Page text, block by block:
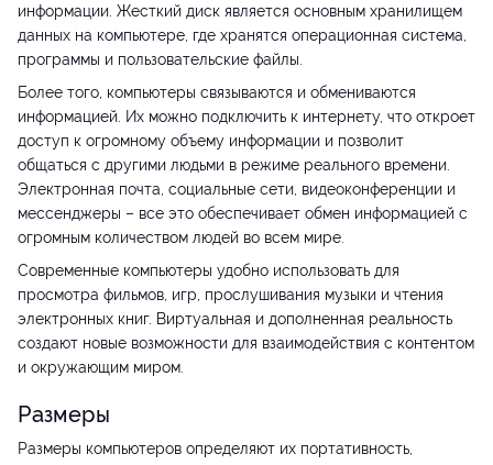
информации. Жесткий диск является основным хранилищем
данных на компьютере, где хранятся операционная система,
программы и пользовательские файлы.
Более того, компьютеры связываются и обмениваются
информацией. Их можно подключить к интернету, что откроет
доступ к огромному объему информации и позволит
общаться с другими людьми в режиме реального времени.
Электронная почта, социальные сети, видеоконференции и
мессенджеры – все это обеспечивает обмен информацией с
огромным количеством людей во всем мире.
Современные компьютеры удобно использовать для
просмотра фильмов, игр, прослушивания музыки и чтения
электронных книг. Виртуальная и дополненная реальность
создают новые возможности для взаимодействия с контентом
и окружающим миром.
Размеры
Размеры компьютеров определяют их портативность,